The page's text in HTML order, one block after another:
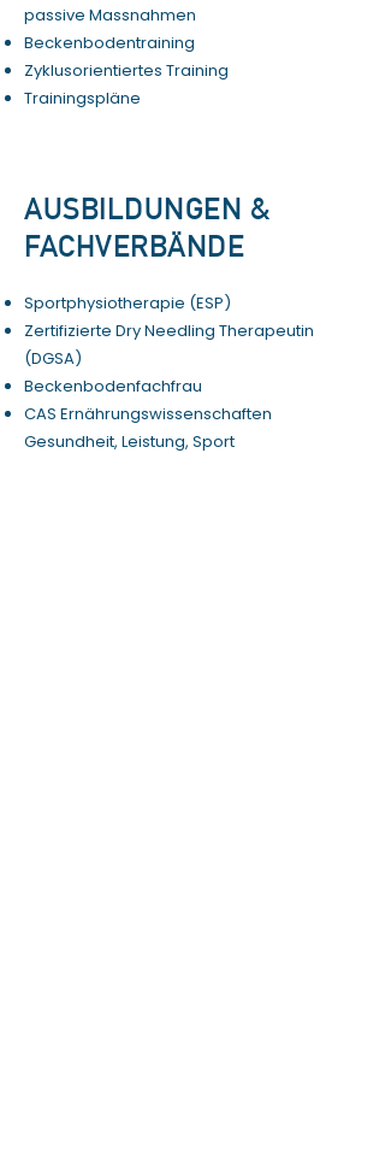
passive Massnahmen
Beckenbodentraining
Zyklusorientiertes Training
Trainingspläne
AUSBILDUNGEN &
FACHVERBÄNDE
Sportphysiotherapie (ESP)
Zertifizierte Dry Needling Therapeutin
(DGSA)
Beckenbodenfachfrau
CAS Ernährungswissenschaften
Gesundheit, Leistung, Sport